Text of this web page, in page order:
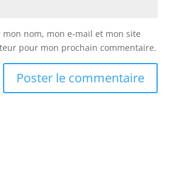
mon nom, mon e-mail et mon site
pour mon prochain commentaire.